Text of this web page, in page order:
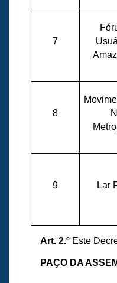
7
8
9 Lar
Art. 2.º Este
PAÇO DA